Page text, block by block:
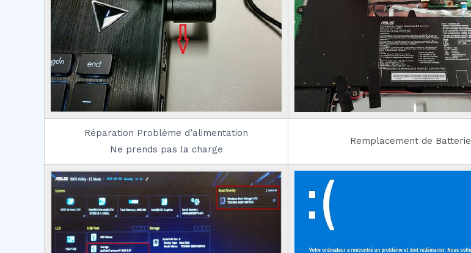
Réparation Problème d’alimentation
Ne prends pas la charge
Remplacement de Batterie